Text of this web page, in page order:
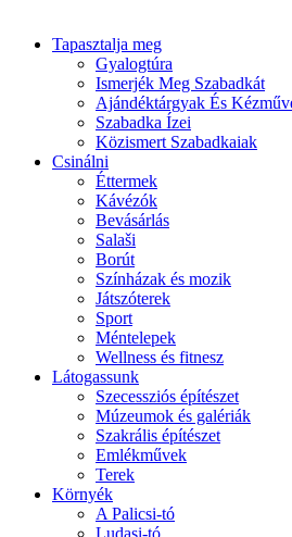
Tapasztalja meg
Gyalogtúra
Ismerjék Meg Szabadkát
Ajándéktárgyak És
Szabadka Ízei
Közismert Szabadkaiak
Csinálni
Éttermek
Kávézók
Bevásárlás
Salaši
Borút
Színházak és mozik
Játszóterek
Sport
Méntelepek
Wellness és fitnesz
Látogassunk
Szecessziós építészet
Múzeumok és galériák
Szakrális építészet
Emlékművek
Terek
Környék
A Palicsi-tó